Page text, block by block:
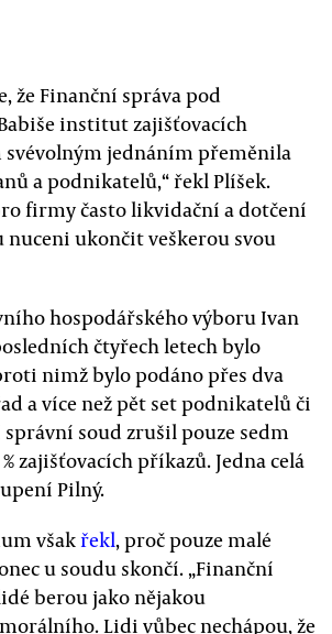
že Finanční správa pod
institut zajišťovacích
jednáním přeměnila
a podnikatelů,“ řekl Plíšek.
firmy často likvidační a dotčení
ukončit veškerou svou
hospodářského výboru Ivan
čtyřech letech bylo
nimž bylo podáno přes dva
a více než pět set podnikatelů či
soud zrušil pouze sedm
zajišťovacích příkazů. Jedna celá
Pilný.
všakřekl, proč pouze malé
u soudu skončí. „Finanční
berou jako nějakou
Lidi vůbec nechápou, že